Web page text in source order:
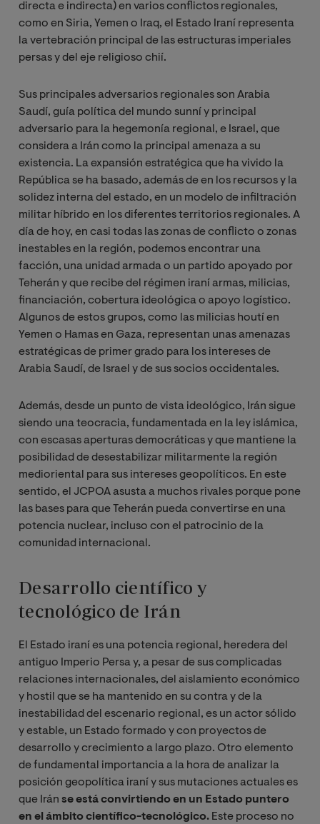
directa e indirecta) en varios conflictos regionales,
como en Siria, Yemen o Iraq, el Estado Iraní representa
la vertebración principal de las estructuras imperiales
persas y del eje religioso chií.
Sus principales adversarios regionales son Arabia
Saudí, guía política del mundo sunní y principal
adversario para la hegemonía regional, e Israel, que
considera a Irán como la principal amenaza a su
existencia. La expansión estratégica que ha vivido la
República se ha basado, además de en los recursos y la
solidez interna del estado, en un modelo de infiltración
militar híbrido en los diferentes territorios regionales. A
día de hoy, en casi todas las zonas de conflicto o zonas
inestables en la región, podemos encontrar una
facción, una unidad armada o un partido apoyado por
Teherán y que recibe del régimen iraní armas, milicias,
financiación, cobertura ideológica o apoyo logístico.
Algunos de estos grupos, como las milicias houtí en
Yemen o Hamas en Gaza, representan unas amenazas
estratégicas de primer grado para los intereses de
Arabia Saudí, de Israel y de sus socios occidentales.
Además, desde un punto de vista ideológico, Irán sigue
siendo una teocracia, fundamentada en la ley islámica,
con escasas aperturas democráticas y que mantiene la
posibilidad de desestabilizar militarmente la región
medioriental para sus intereses geopolíticos. En este
sentido, el JCPOA asusta a muchos rivales porque pone
las bases para que Teherán pueda convertirse en una
potencia nuclear, incluso con el patrocinio de la
comunidad internacional.
Desarrollo científico y
tecnológico de Irán
El Estado iraní es una potencia regional, heredera del
antiguo Imperio Persa y, a pesar de sus complicadas
relaciones internacionales, del aislamiento económico
y hostil que se ha mantenido en su contra y de la
inestabilidad del escenario regional, es un actor sólido
y estable, un Estado formado y con proyectos de
desarrollo y crecimiento a largo plazo. Otro elemento
de fundamental importancia a la hora de analizar la
posición geopolítica iraní y sus mutaciones actuales es
que Irán se está convirtiendo en un Estado puntero
en el ámbito científico-tecnológico. Este proceso no